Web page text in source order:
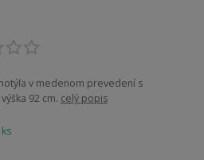
v medenom prevedení s
92 cm. celý popis